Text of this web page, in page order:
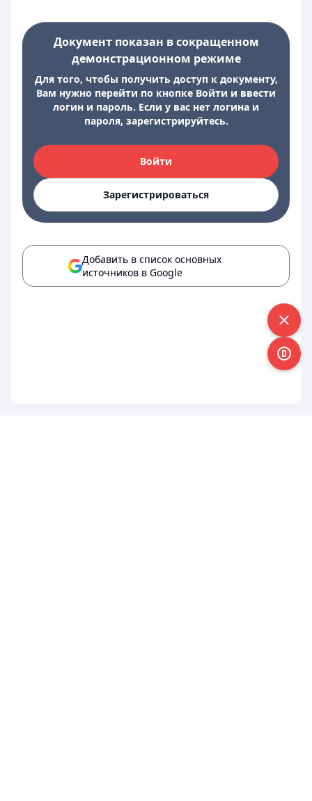
Документ показан в сокращенном
демонстрационном режиме
Для того, чтобы получить доступ к документу,
Вам нужно перейти по кнопке Войти и ввести
логин и пароль. Если у вас нет логина и
пароля, зарегистрируйтесь.
Войти
Зарегистрироваться
Добавить в список основных
источников в Google